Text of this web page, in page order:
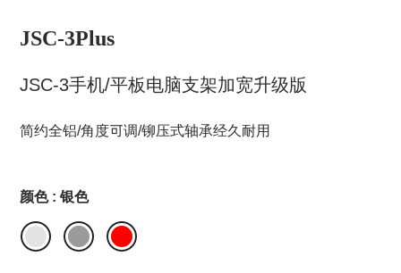
JSC-3Plus
JSC-3手机/平板电脑支架加宽升级版
简约全铝/角度可调/铆压式轴承经久耐用
颜色 : 银色